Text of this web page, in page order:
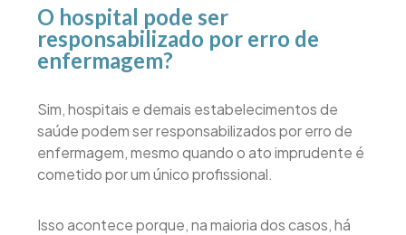
O hospital pode ser
responsabilizado por erro de
enfermagem?
Sim, hospitais e demais estabelecimentos de
saúde podem ser responsabilizados por erro de
enfermagem, mesmo quando o ato imprudente é
cometido por um único profissional.
Isso acontece porque, na maioria dos casos, há